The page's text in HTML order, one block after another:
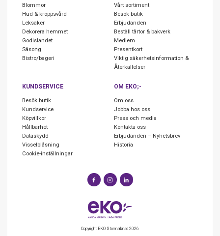
Blommor
Hud & kroppsvård
Leksaker
Dekorera hemmet
Godislandet
Säsong
Bistro/bageri
Vårt sortiment
Besök butik
Erbjudanden
Beställ tårtor & bakverk
Medlem
Presentkort
Viktig säkerhetsinformation &
Återkallelser
KUNDSERVICE
Besök butik
Kundservice
Köpvillkor
Hållbarhet
Dataskydd
Visselblåsning
Cookie-inställningar
OM EKO;-
Om oss
Jobba hos oss
Press och media
Kontakta oss
Erbjudanden – Nyhetsbrev
Historia
Copyright EKO Stormarknad 2026